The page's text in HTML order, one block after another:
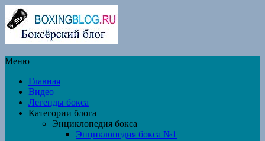
Меню
Главная
Видео
Легенды бокса
Категории блога
Энциклопедия бокса
Энциклопедия бокса №1